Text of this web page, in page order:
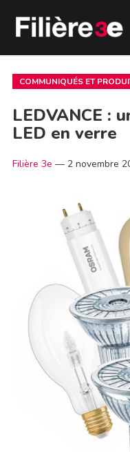
COMMUNIQUÉS ET
LEDVANCE :
LED en verre
Filière 3e — 2 novembre